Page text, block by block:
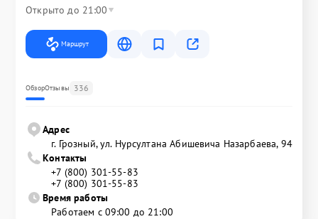
Открыто до 21:00
Маршрут
ОбзорОтзывы 336
Адрес
г. Грозный, ул. Нурсултана Абишевича Назарбаева, 94
Контакты
+7 (800) 301-55-83
+7 (800) 301-55-83
Время работы
Работаем с 09:00 до 21:00